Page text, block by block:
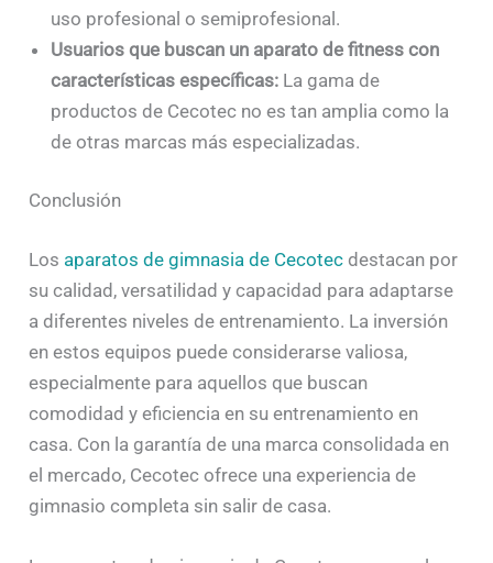
uso profesional o semiprofesional.
Usuarios que buscan un aparato de fitness con
características específicas: La gama de
productos de Cecotec no es tan amplia como la
de otras marcas más especializadas.
Conclusión
Los aparatos de gimnasia de Cecotec destacan por
su calidad, versatilidad y capacidad para adaptarse
a diferentes niveles de entrenamiento. La inversión
en estos equipos puede considerarse valiosa,
especialmente para aquellos que buscan
comodidad y eficiencia en su entrenamiento en
casa. Con la garantía de una marca consolidada en
el mercado, Cecotec ofrece una experiencia de
gimnasio completa sin salir de casa.